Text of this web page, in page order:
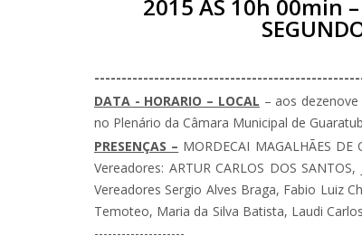
2015 ÀS 10h 00min –
DATA - HORARIO – LOCAL – aos
no Plenário da Câmara Municipal de
PRESENÇAS – MORDECAI MAGALHÃES
Vereadores: ARTUR CARLOS DOS
Vereadores Sergio Alves Braga, Fabio Luiz
Temoteo, Maria da Silva Batista, Laudi
--------------------